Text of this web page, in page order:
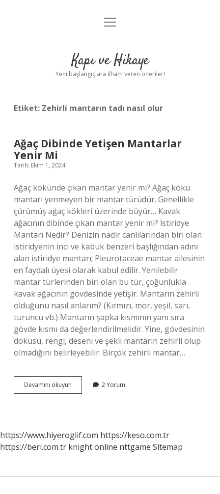
Anasayfa
Yasal Uyarı
menüyü
Kapı ve Hikaye
Yeni başlangıçlara ilham veren öneriler!
Etiket: Zehirli mantarın tadı nasıl olur
Ağaç Dibinde Yetişen Mantarlar
Yenir Mi
Tarih: Ekim 1, 2024
Ağaç kökünde çıkan mantar yenir mi? Ağaç kökü
mantarı yenmeyen bir mantar türüdür. Genellikle
çürümüş ağaç kökleri üzerinde büyür… Kavak
ağacının dibinde çıkan mantar yenir mi? İstiridye
Mantarı Nedir? Denizin nadir canlılarından biri olan
istiridyenin inci ve kabuk benzeri başlığından adını
alan istiridye mantarı; Pleurotaceae mantar ailesinin
en faydalı üyesi olarak kabul edilir. Yenilebilir
mantar türlerinden biri olan bu tür, çoğunlukla
kavak ağacının gövdesinde yetişir. Mantarın zehirli
olduğunu nasıl anlarım? (Kırmızı, mor, yeşil, sarı,
turuncu vb.) Mantarın şapka kısmının yanı sıra
gövde kısmı da değerlendirilmelidir. Yine, gövdesinin
dokusu, rengi, deseni ve şekli mantarın zehirli olup
olmadığını belirleyebilir. Birçok zehirli mantar…
Devamını okuyun
Dibinde
2 Yorum
https://www.hiyeroglif.com https://keso.com.tr
https://beri.com.tr knight online nttgame Sitemap